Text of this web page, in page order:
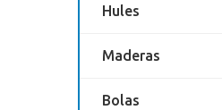
Hules
Maderas
Bolas